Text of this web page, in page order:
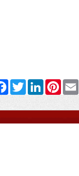
TwitterLinkedInPinterest Email